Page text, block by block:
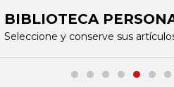
BIBLIOTECA
Seleccione y conserve sus